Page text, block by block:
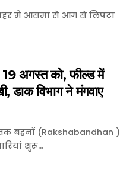
में आसमां से आग से लिपटा
अगस्त को, फील्ड में
डाक विभाग ने मंगवाए
बहनों (Rakshabandhan )
शुरू…